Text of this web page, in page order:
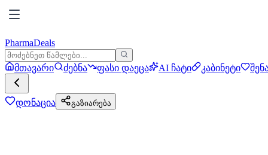
PharmaDeals
მთავარი ძებნა ფასი დაეცა AI ჩატი კაბინეტი
დონაცია გაზიარება